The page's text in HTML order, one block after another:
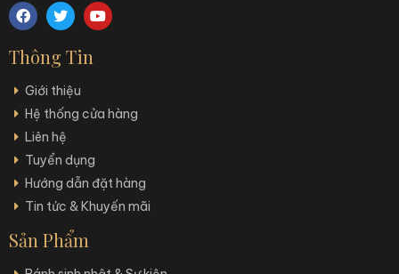
Thông Tin
Giới thiệu
Hệ thống cửa hàng
Liên hệ
Tuyển dụng
Hướng dẫn đặt hàng
Tin tức & Khuyến mãi
Sản Phẩm